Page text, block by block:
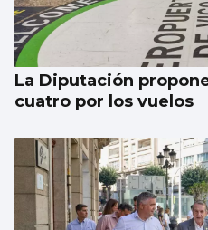
La Diputación
cuatro por los vuelos